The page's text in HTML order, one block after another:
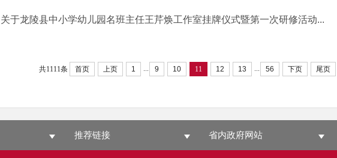
关于龙陵县中小学幼儿园名班主任王芹焕工作室挂牌仪式暨第一次研修活动...
共1111条 首页 上页 1 ... 9 10 11 12 13 ... 56 下页 尾页
推荐链接 省内政府网站